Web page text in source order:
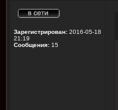
Зарегистрирован: 2016-05-18
21:19
Сообщения: 15